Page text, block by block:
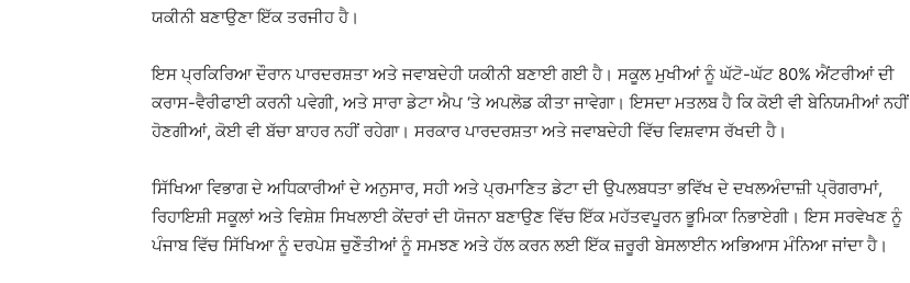
ਯਕੀਨੀ ਬਣਾਉਣਾ ਇੱਕ ਤਰਜੀਹ ਹੈ।
ਇਸ ਪ੍ਰਕਿਰਿਆ ਦੌਰਾਨ ਪਾਰਦਰਸ਼ਤਾ ਅਤੇ ਜਵਾਬਦੇਹੀ ਯਕੀਨੀ ਬਣਾਈ ਗਈ ਹੈ। ਸਕੂਲ ਮੁਖੀਆਂ ਨੂੰ ਘੱਟੋ-ਘੱਟ 80% ਐਂਟਰੀਆਂ ਦੀ
ਕਰਾਸ-ਵੈਰੀਫਾਈ ਕਰਨੀ ਪਵੇਗੀ, ਅਤੇ ਸਾਰਾ ਡੇਟਾ ਐਪ ‘ਤੇ ਅਪਲੋਡ ਕੀਤਾ ਜਾਵੇਗਾ। ਇਸਦਾ ਮਤਲਬ ਹੈ ਕਿ ਕੋਈ ਵੀ ਬੇਨਿਯਮੀਆਂ ਨਹੀਂ
ਹੋਣਗੀਆਂ, ਕੋਈ ਵੀ ਬੱਚਾ ਬਾਹਰ ਨਹੀਂ ਰਹੇਗਾ। ਸਰਕਾਰ ਪਾਰਦਰਸ਼ਤਾ ਅਤੇ ਜਵਾਬਦੇਹੀ ਵਿੱਚ ਵਿਸ਼ਵਾਸ ਰੱਖਦੀ ਹੈ।
ਸਿੱਖਿਆ ਵਿਭਾਗ ਦੇ ਅਧਿਕਾਰੀਆਂ ਦੇ ਅਨੁਸਾਰ, ਸਹੀ ਅਤੇ ਪ੍ਰਮਾਣਿਤ ਡੇਟਾ ਦੀ ਉਪਲਬਧਤਾ ਭਵਿੱਖ ਦੇ ਦਖਲਅੰਦਾਜ਼ੀ ਪ੍ਰੋਗਰਾਮਾਂ,
ਰਿਹਾਇਸ਼ੀ ਸਕੂਲਾਂ ਅਤੇ ਵਿਸ਼ੇਸ਼ ਸਿਖਲਾਈ ਕੇਂਦਰਾਂ ਦੀ ਯੋਜਨਾ ਬਣਾਉਣ ਵਿੱਚ ਇੱਕ ਮਹੱਤਵਪੂਰਨ ਭੂਮਿਕਾ ਨਿਭਾਏਗੀ। ਇਸ ਸਰਵੇਖਣ ਨੂੰ
ਪੰਜਾਬ ਵਿੱਚ ਸਿੱਖਿਆ ਨੂੰ ਦਰਪੇਸ਼ ਚੁਣੌਤੀਆਂ ਨੂੰ ਸਮਝਣ ਅਤੇ ਹੱਲ ਕਰਨ ਲਈ ਇੱਕ ਜ਼ਰੂਰੀ ਬੇਸਲਾਈਨ ਅਭਿਆਸ ਮੰਨਿਆ ਜਾਂਦਾ ਹੈ।